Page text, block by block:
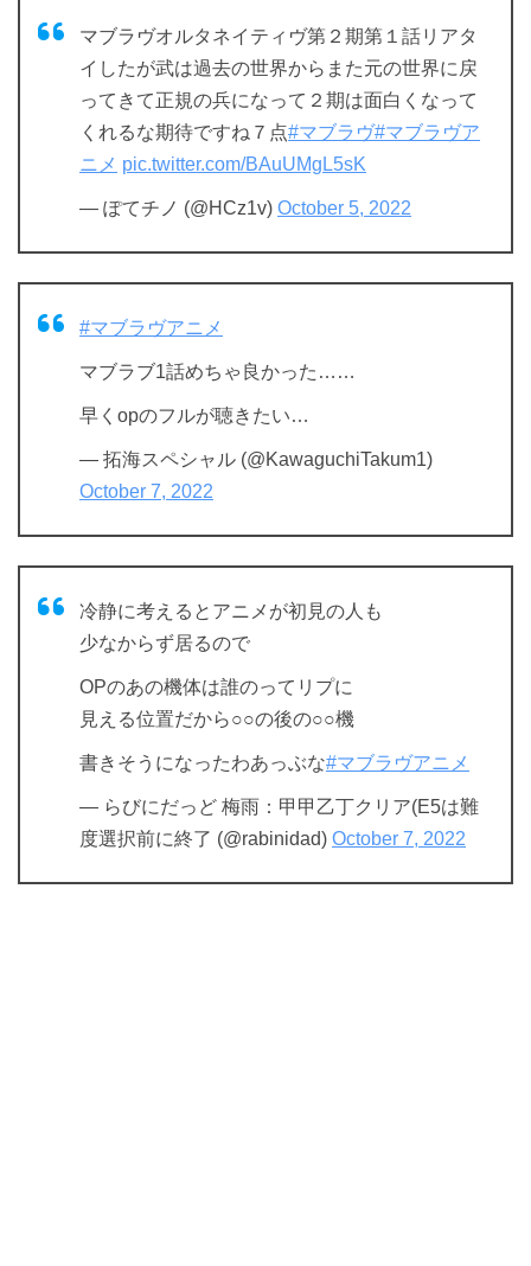
マブラヴオルタネイティヴ第２期第１話リアタ
イしたが武は過去の世界からまた元の世界に戻
ってきて正規の兵になって２期は面白くなって
くれるな期待ですね７点#マブラヴ#マブラヴア
ニメ pic.twitter.com/BAuUMgL5sK
— ぽてチノ (@HCz1v) October 5, 2022
#マブラヴアニメ
マブラブ1話めちゃ良かった……
早くopのフルが聴きたい…
— 拓海スペシャル (@KawaguchiTakum1)
October 7, 2022
冷静に考えるとアニメが初見の人も
少なからず居るので
OPのあの機体は誰のってリプに
見える位置だから○○の後の○○機
書きそうになったわあっぶな#マブラヴアニメ
— らびにだっど 梅雨：甲甲乙丁クリア(E5は難
度選択前に終了 (@rabinidad) October 7, 2022